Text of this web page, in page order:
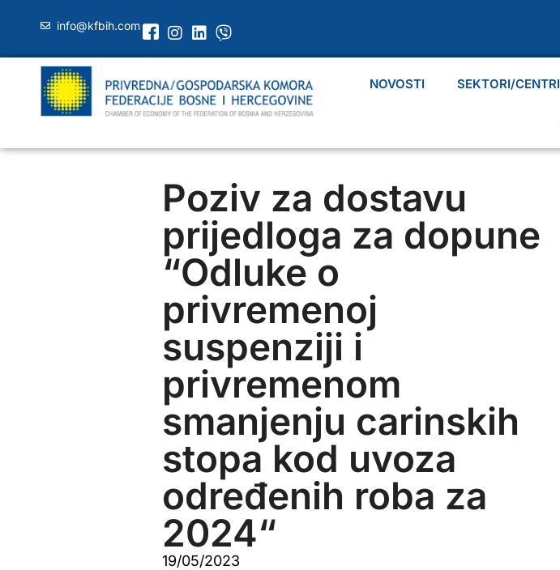
info@kfbih.com
NOVOSTI SEKTORI/CENTRI
Poziv za dostavu
prijedloga za dopune
“Odluke o
privremenoj
suspenziji i
privremenom
smanjenju carinskih
stopa kod uvoza
određenih roba za
2024“
19/05/2023